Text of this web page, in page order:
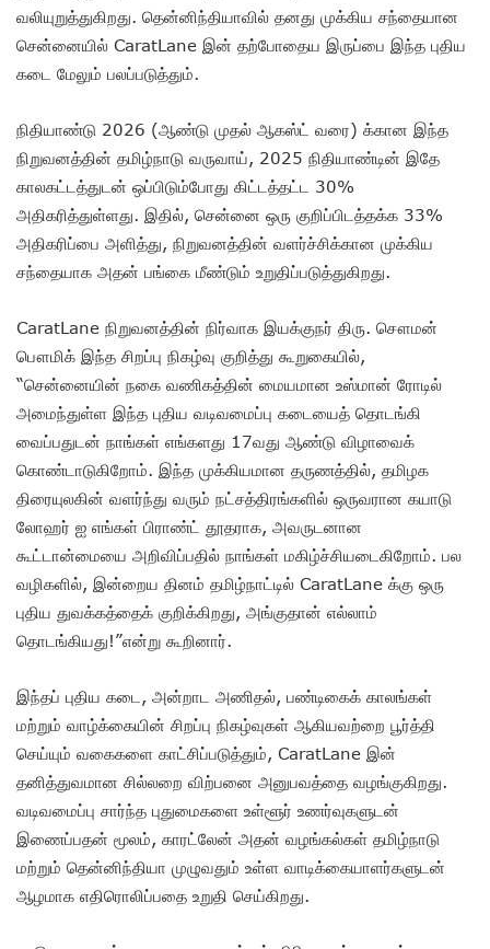
வலியுறுத்துகிறது. தென்னிந்தியாவில் தனது முக்கிய சந்தையான
சென்னையில் CaratLane இன் தற்போதைய இருப்பை இந்த புதிய
கடை மேலும் பலப்படுத்தும்.
நிதியாண்டு 2026 (ஆண்டு முதல் ஆகஸ்ட் வரை) க்கான இந்த
நிறுவனத்தின் தமிழ்நாடு வருவாய், 2025 நிதியாண்டின் இதே
காலகட்டத்துடன் ஒப்பிடும்போது கிட்டத்தட்ட 30%
அதிகரித்துள்ளது. இதில், சென்னை ஒரு குறிப்பிடத்தக்க 33%
அதிகரிப்பை அளித்து, நிறுவனத்தின் வளர்ச்சிக்கான முக்கிய
சந்தையாக அதன் பங்கை மீண்டும் உறுதிப்படுத்துகிறது.
CaratLane நிறுவனத்தின் நிர்வாக இயக்குநர் திரு. சௌமன்
பௌமிக் இந்த சிறப்பு நிகழ்வு குறித்து கூறுகையில்,
“சென்னையின் நகை வணிகத்தின் மையமான உஸ்மான் ரோடில்
அமைந்துள்ள இந்த புதிய வடிவமைப்பு கடையைத் தொடங்கி
வைப்பதுடன் நாங்கள் எங்களது 17வது ஆண்டு விழாவைக்
கொண்டாடுகிறோம். இந்த முக்கியமான தருணத்தில், தமிழக
திரையுலகின் வளர்ந்து வரும் நட்சத்திரங்களில் ஒருவரான கயாடு
லோஹர் ஐ எங்கள் பிராண்ட் தூதராக, அவருடனான
கூட்டான்மையை அறிவிப்பதில் நாங்கள் மகிழ்ச்சியடைகிறோம். பல
வழிகளில், இன்றைய தினம் தமிழ்நாட்டில் CaratLane க்கு ஒரு
புதிய துவக்கத்தைக் குறிக்கிறது, அங்குதான் எல்லாம்
தொடங்கியது!”என்று கூறினார்.
இந்தப் புதிய கடை, அன்றாட அணிதல், பண்டிகைக் காலங்கள்
மற்றும் வாழ்க்கையின் சிறப்பு நிகழ்வுகள் ஆகியவற்றை பூர்த்தி
செய்யும் வகைகளை காட்சிப்படுத்தும், CaratLane இன்
தனித்துவமான சில்லறை விற்பனை அனுபவத்தை வழங்குகிறது.
வடிவமைப்பு சார்ந்த புதுமைகளை உள்ளூர் உணர்வுகளுடன்
இணைப்பதன் மூலம், காரட்லேன் அதன் வழங்கல்கள் தமிழ்நாடு
மற்றும் தென்னிந்தியா முழுவதும் உள்ள வாடிக்கையாளர்களுடன்
ஆழமாக எதிரொலிப்பதை உறுதி செய்கிறது.